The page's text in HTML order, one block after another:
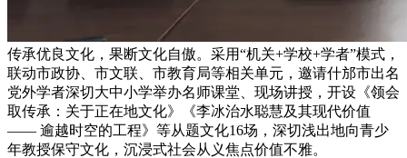
传承优良文化，果断文化自傲。采用“机关+学校+学者”模式，
联动市政协、市文联、市教育局等相关单元，邀请什邡市出名
党外学者深切大中小学举办名师课堂、现场讲授，开设《领会
取传承：关于正在地文化》《李冰治水聪慧及其现代价值
—— 逾越时空的工程》等从题文化16场，深切浅出地向青少
年教授保守文化，沉浸式社会从义焦点价值不雅。